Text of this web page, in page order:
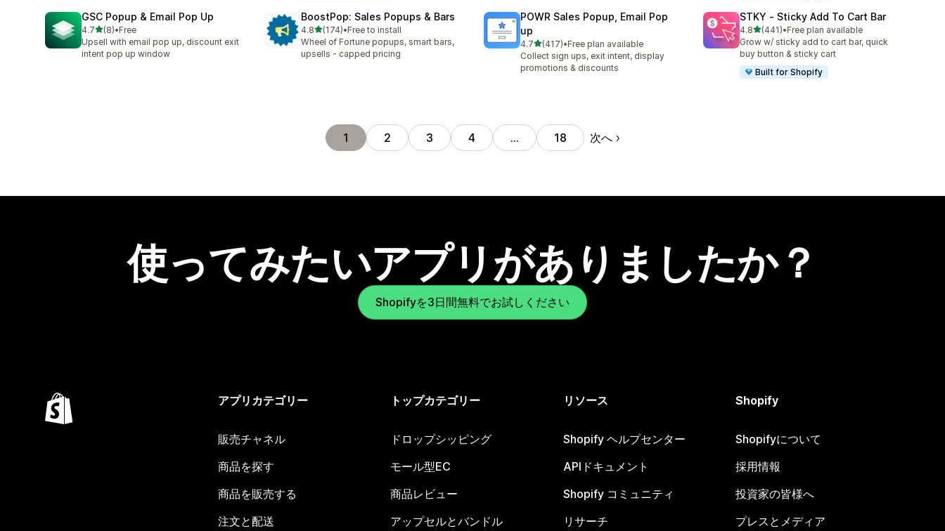
GSC Popup & Email Pop Up
4.75つ星中
(8)
合計レビュー数：8件
•Free
Upsell with email pop up, discount exit
intent pop up window
BoostPop: Sales Popups & Bars
4.85つ星中
(174)
合計レビュー数：174件
•Free to install
Wheel of Fortune popups, smart bars,
upsells - capped pricing
POWR Sales Popup, Email Pop
up
4.75つ星中
(417)
合計レビュー数：417件
•Free plan available
Collect sign ups, exit intent, display
promotions & discounts
STKY ‑ Sticky Add To Cart Bar
4.85つ星中
(441)
合計レビュー数：441件
•Free plan available
Grow w/ sticky add to cart bar, quick
buy button & sticky cart
Built for Shopify
1 2 3 4 … 18 次へ
使ってみたいアプリがありましたか？
Shopifyを3日間無料でお試しください
アプリカテゴリー
販売チャネル
商品を探す
商品を販売する
注文と配送
トップカテゴリー
ドロップシッピング
モール型EC
商品レビュー
アップセルとバンドル
リソース
Shopify ヘルプセンター
APIドキュメント
Shopify コミュニティ
リサーチ
Shopify
Shopifyについて
採用情報
投資家の皆様へ
プレスとメディア